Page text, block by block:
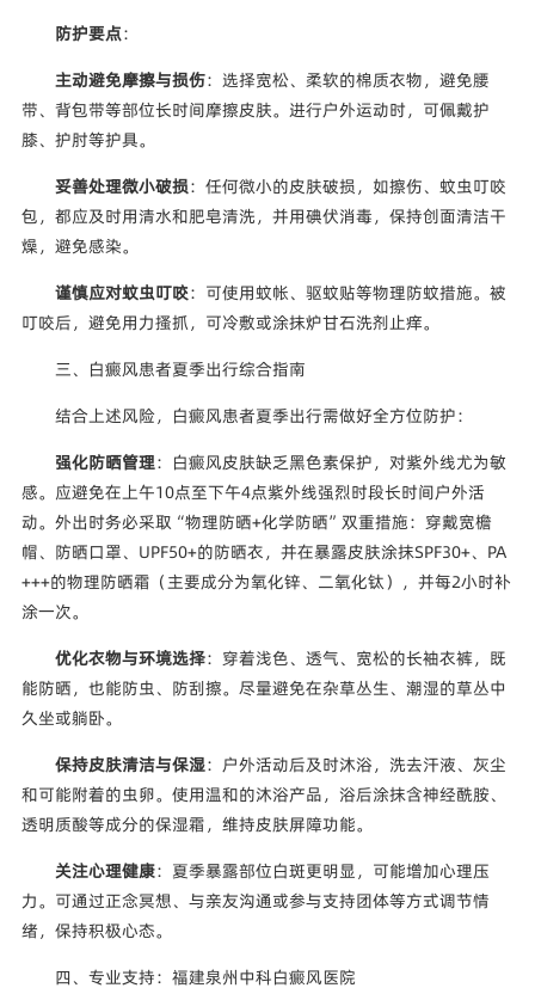
防护要点：
主动避免摩擦与损伤：选择宽松、柔软的棉质衣物，避免腰
带、背包带等部位长时间摩擦皮肤。进行户外运动时，可佩戴护
膝、护肘等护具。
妥善处理微小破损：任何微小的皮肤破损，如擦伤、蚊虫叮咬
包，都应及时用清水和肥皂清洗，并用碘伏消毒，保持创面清洁干
燥，避免感染。
谨慎应对蚊虫叮咬：可使用蚊帐、驱蚊贴等物理防蚊措施。被
叮咬后，避免用力搔抓，可冷敷或涂抹炉甘石洗剂止痒。
三、白癜风患者夏季出行综合指南
结合上述风险，白癜风患者夏季出行需做好全方位防护：
强化防晒管理：白癜风皮肤缺乏黑色素保护，对紫外线尤为敏
感。应避免在上午10点至下午4点紫外线强烈时段长时间户外活
动。外出时务必采取“物理防晒+化学防晒”双重措施：穿戴宽檐
帽、防晒口罩、UPF50+的防晒衣，并在暴露皮肤涂抹SPF30+、PA
+++的物理防晒霜（主要成分为氧化锌、二氧化钛），并每2小时补
涂一次。
优化衣物与环境选择：穿着浅色、透气、宽松的长袖衣裤，既
能防晒，也能防虫、防刮擦。尽量避免在杂草丛生、潮湿的草丛中
久坐或躺卧。
保持皮肤清洁与保湿：户外活动后及时沐浴，洗去汗液、灰尘
和可能附着的虫卵。使用温和的沐浴产品，浴后涂抹含神经酰胺、
透明质酸等成分的保湿霜，维持皮肤屏障功能。
关注心理健康：夏季暴露部位白斑更明显，可能增加心理压
力。可通过正念冥想、与亲友沟通或参与支持团体等方式调节情
绪，保持积极心态。
四、专业支持：福建泉州中科白癜风医院